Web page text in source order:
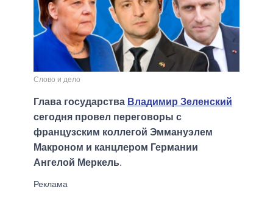
Слово и дело
Глава государства Владимир Зеленский
сегодня провел переговоры с
французским коллегой Эммануэлем
Макроном и канцлером Германии
Ангелой Меркель.